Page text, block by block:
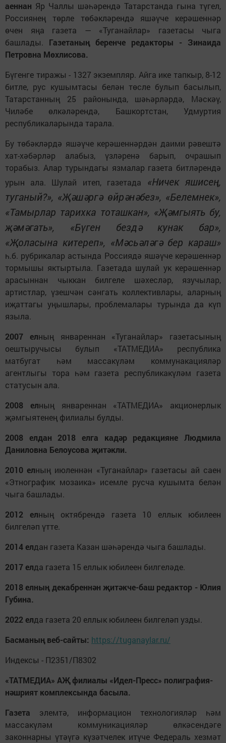
аеннан Яр Чаллы шәһәрендә Татарстанда гына түгел,
Россиянең төрле төбәкләрендә яшәүче керәшеннәр
өчен яңа газета — «Туганайлар» газетасы чыга
башлады. Газетаның беренче редакторы - Зинаида
Петровна Мөхлисова.
Бүгенге тиражы - 1327 экземпляр. Айга ике тапкыр, 8-12
битле, рус кушымтасы белән төсле булып басылып,
Татарстанның 25 районында, шәһәрләрдә, Мәскәү,
Чиләбе өлкәләрендә, Башкортстан, Удмуртия
республикаларында тарала.
Бу төбәкләрдә яшәүче керәшеннәрдән даими рәвештә
хат-хәбәрләр алабыз, үзләренә барып, очрашып
торабыз. Алар турындагы язмалар газета битләрендә
урын ала. Шулай итеп, газетада
«Ничек яшисең,
туганый?», «Җәшәргә өйрәнәбез», «Белемнек»,
«Тамырлар тарихка тоташкан», «Җәмгыять бу,
җәмәгать», «Бүген бездә кунак бар»,
«Җоласына китереп», «Мәсьәләгә бер караш»
һ.б. рубрикалар астында Россиядә яшәүче керәшеннәр
тормышы яктыртыла. Газетада шулай ук керәшеннәр
арасыннан чыккан билгеле шәхесләр, язучылар,
артистлар, үзешчән сәнгать коллективлары, аларның
иҗаттагы уңышлары, проблемалары турында да күп
языла.
2007 елның январеннан «Туганайлар» газетасының
оештыручысы булып «ТАТМЕДИА» республика
матбугат һәм массакүләм коммунакацияләр
агентлыгы тора һәм газета республикакүләм газета
статусын ала.
2008 елның январеннан «ТАТМЕДИА» акционерлык
җәмгыятенең филиалы булды.
2008 елдан 2018 елга кадәр редакцияне Людмила
Даниловна Белоусова җитәкли.
2010 елның июленнән «Туганайлар» газетасы ай саен
«Этнографик мозаика» исемле русча кушымта белән
чыга башлады.
2012 елның октябрендә газета 10 еллык юбилеен
билгеләп үтте.
2014 елдан газета Казан шәһәрендә чыга башлады.
2017 елда газета 15 еллык юбилеен билгеләде.
2018 елның декабреннән җитәкче-баш редактор - Юлия
Губина.
2022 елда газета 20 еллык юбилеен билгеләп узды.
Басманың веб-сайты: https://tuganaylar.ru/
Индексы - П2351/П8302
«ТАТМЕДИА» АҖ филиалы «Идел-Пресс» полиграфия-
нәшрият комплексында басыла.
Газета элемтә, информацион технологияләр һәм
массакүләм коммуникацияләр өлкәсендәге
законнарны үтәүгә күзәтчелек итүче Федераль хезмәт